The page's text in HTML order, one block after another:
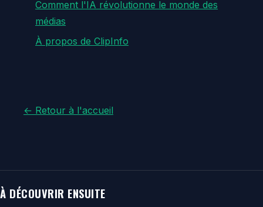
Comment l'IA révolutionne le monde des
médias
À propos de ClipInfo
← Retour à l'accueil
À DÉCOUVRIR ENSUITE